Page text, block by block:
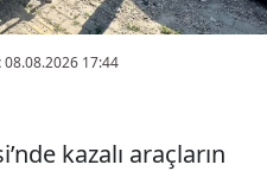
08.08.2026 17:44
kazalı araçların